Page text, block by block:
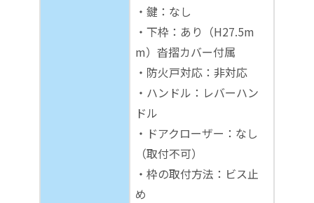
・鍵：なし
・下枠：あり（H27.5m
m）沓摺カバー付属
・防火戸対応：非対応
・ハンドル：レバーハン
ドル
・ドアクローザー：なし
（取付不可）
・枠の取付方法：ビス止
め